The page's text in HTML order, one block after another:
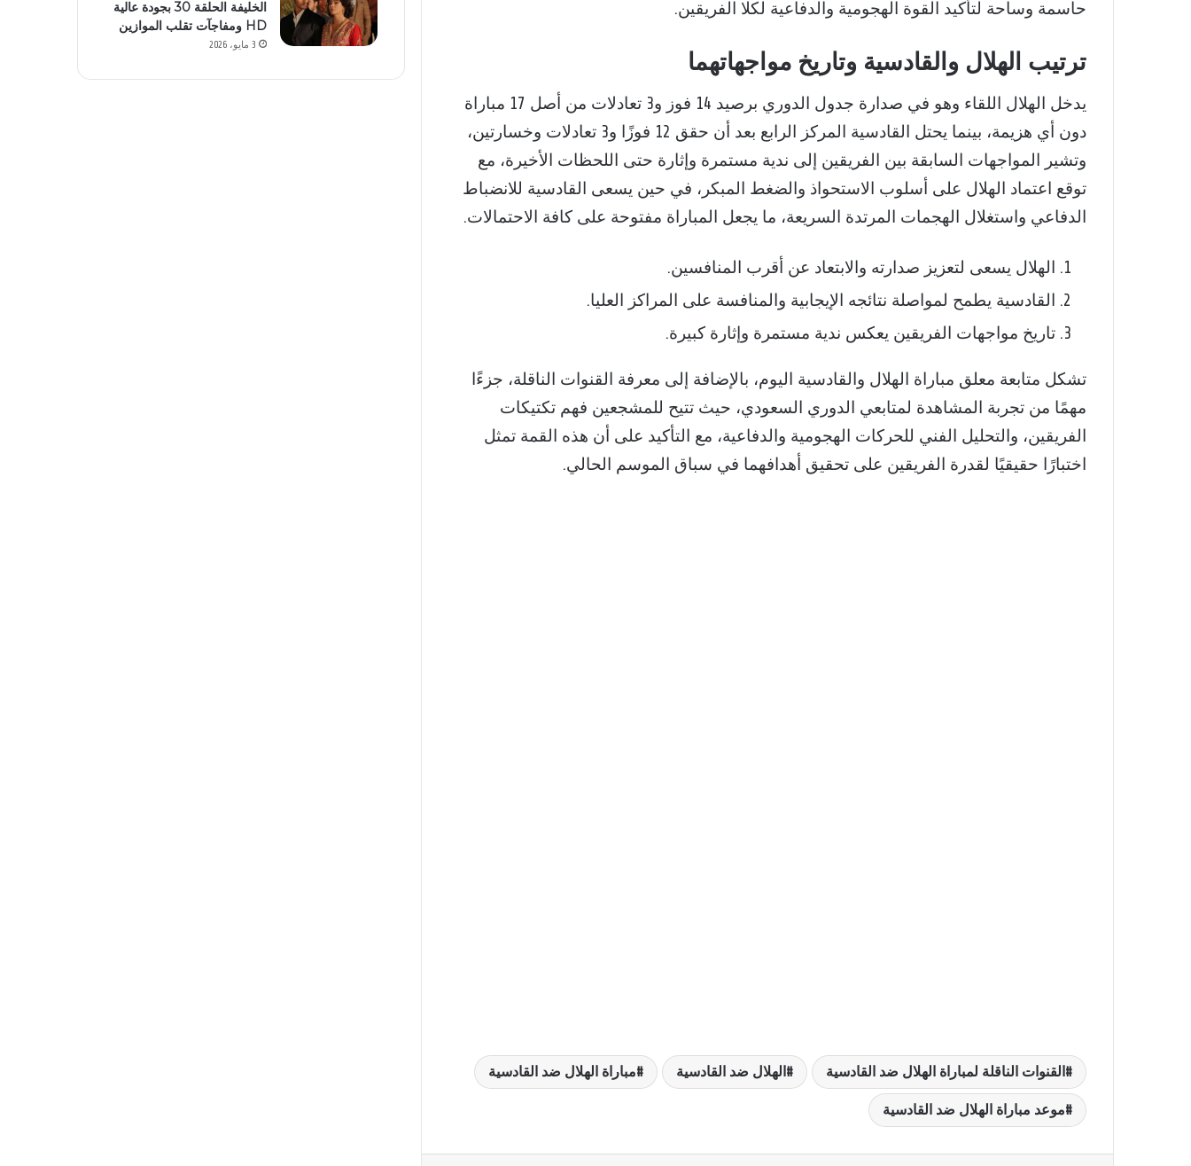
حاسمة وساحة لتأكيد القوة الهجومية والدفاعية لكلا الفريقين.
ترتيب الهلال والقادسية وتاريخ مواجهاتهما
يدخل الهلال اللقاء وهو في صدارة جدول الدوري برصيد 14 فوز و3 تعادلات من أصل 17 مباراة
دون أي هزيمة، بينما يحتل القادسية المركز الرابع بعد أن حقق 12 فوزًا و3 تعادلات وخسارتين،
وتشير المواجهات السابقة بين الفريقين إلى ندية مستمرة وإثارة حتى اللحظات الأخيرة، مع
توقع اعتماد الهلال على أسلوب الاستحواذ والضغط المبكر، في حين يسعى القادسية للانضباط
الدفاعي واستغلال الهجمات المرتدة السريعة، ما يجعل المباراة مفتوحة على كافة الاحتمالات.
الهلال يسعى لتعزيز صدارته والابتعاد عن أقرب المنافسين.
القادسية يطمح لمواصلة نتائجه الإيجابية والمنافسة على المراكز العليا.
تاريخ مواجهات الفريقين يعكس ندية مستمرة وإثارة كبيرة.
تشكل متابعة معلق مباراة الهلال والقادسية اليوم، بالإضافة إلى معرفة القنوات الناقلة، جزءًا
مهمًا من تجربة المشاهدة لمتابعي الدوري السعودي، حيث تتيح للمشجعين فهم تكتيكات
الفريقين، والتحليل الفني للحركات الهجومية والدفاعية، مع التأكيد على أن هذه القمة تمثل
اختبارًا حقيقيًا لقدرة الفريقين على تحقيق أهدافهما في سباق الموسم الحالي.
القنوات الناقلة لمباراة الهلال ضد القادسية الهلال ضد القادسية مباراة الهلال ضد القادسية
موعد مباراة الهلال ضد القادسية
الخليفة الحلقة 30 بجودة عالية
HD ومفاجآت تقلب الموازين
3 مايو، 2026